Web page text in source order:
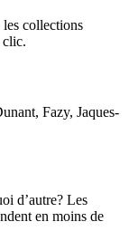
les collections
clic.
Fazy, Jaques-
d’autre? Les
en moins de